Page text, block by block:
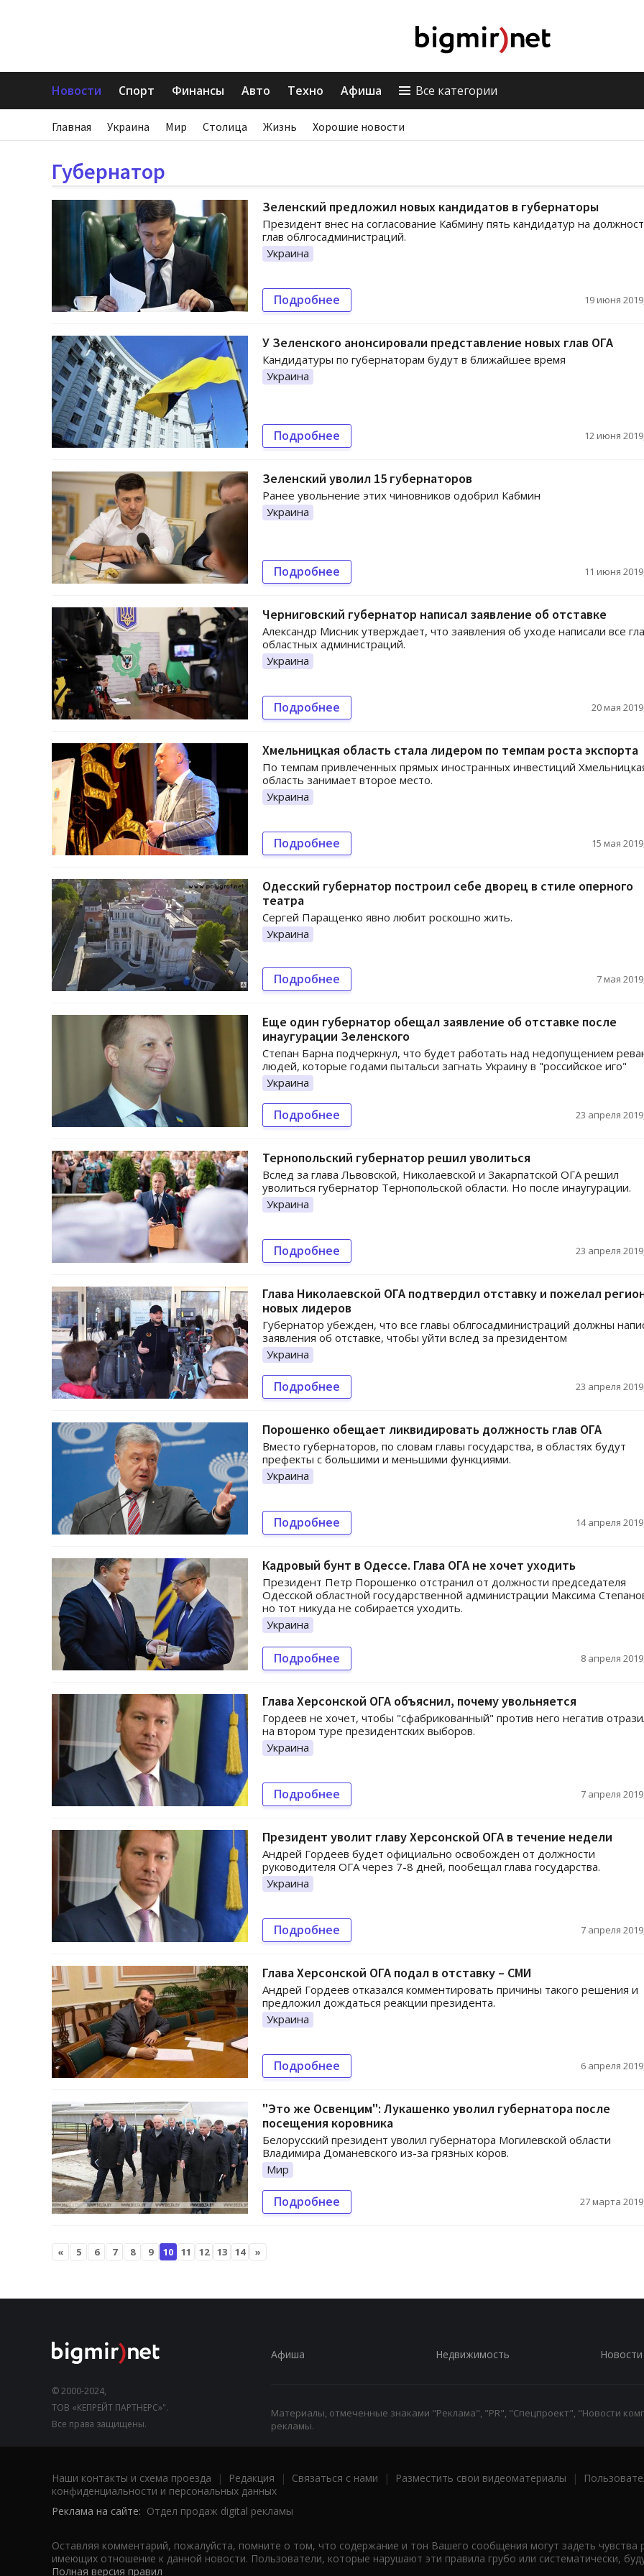
Новости Спорт Финансы Авто Техно Афиша Все категории
Главная Украина Мир Столица Жизнь Хорошие новости
Губернатор
Зеленский предложил новых кандидатов в губернаторы
Президент внес на согласование Кабмину пять кандидатур на
глав облгосадминистраций.
Украина
Подробнее 19 июня
У Зеленского анонсировали представление новых глав ОГА
Кандидатуры по губернаторам будут в ближайшее время
Украина
Подробнее 12 июня
Зеленский уволил 15 губернаторов
Ранее увольнение этих чиновников одобрил Кабмин
Украина
Подробнее 11 июня
Черниговский губернатор написал заявление об отставке
Александр Мисник утверждает, что заявления об уходе написали все
областных администраций.
Украина
Подробнее 20 мая
Хмельницкая область стала лидером по темпам роста экспорта
По темпам привлеченных прямых иностранных инвестиций
область занимает второе место.
Украина
Подробнее 15 мая
Одесский губернатор построил себе дворец в стиле оперного
театра
Сергей Паращенко явно любит роскошно жить.
Украина
Подробнее 7 мая
Еще один губернатор обещал заявление об отставке после
инаугурации Зеленского
Степан Барна подчеркнул, что будет работать над недопущением
людей, которые годами пытальси загнать Украину в "российское иго"
Украина
Подробнее 23 апреля
Тернопольский губернатор решил уволиться
Вслед за глава Львовской, Николаевской и Закарпатской ОГА решил
уволиться губернатор Тернопольской области. Но после инаугурации.
Украина
Подробнее 23 апреля
Глава Николаевской ОГА подтвердил отставку и пожелал
новых лидеров
Губернатор убежден, что все главы облгосадминистраций должны
заявления об отставке, чтобы уйти вслед за президентом
Украина
Подробнее 23 апреля
Порошенко обещает ликвидировать должность глав ОГА
Вместо губернаторов, по словам главы государства, в областях будут
префекты с большими и меньшими функциями.
Украина
Подробнее 14 апреля
Кадровый бунт в Одессе. Глава ОГА не хочет уходить
Президент Петр Порошенко отстранил от должности председателя
Одесской областной государственной администрации Максима
но тот никуда не собирается уходить.
Украина
Подробнее 8 апреля
Глава Херсонской ОГА объяснил, почему увольняется
Гордеев не хочет, чтобы "сфабрикованный" против него негатив
на втором туре президентских выборов.
Украина
Подробнее 7 апреля
Президент уволит главу Херсонской ОГА в течение недели
Андрей Гордеев будет официально освобожден от должности
руководителя ОГА через 7-8 дней, пообещал глава государства.
Украина
Подробнее 7 апреля
Глава Херсонской ОГА подал в отставку – СМИ
Андрей Гордеев отказался комментировать причины такого решения и
предложил дождаться реакции президента.
Украина
Подробнее 6 апреля
"Это же Освенцим": Лукашенко уволил губернатора после
посещения коровника
Белорусский президент уволил губернатора Могилевской области
Владимира Доманевского из-за грязных коров.
Мир
Подробнее 27 марта
« 5 6 7 8 9 10 11 12 13 14 »
© 2000-2024,
ТОВ «КЕПРЕЙТ ПАРТНЕРС»".
Все права защищены.
Афиша Недвижимость Новости
Материалы, отмеченные знаками "Реклама", "PR", "Спецпроект", "Новости
рекламы.
Наши контакты и схема проезда | Редакция | Связаться с нами | Разместить свои видеоматериалы |
конфиденциальности и персональных данных
Реклама на сайте: Отдел продаж digital рекламы
Оставляя комментарий, пожалуйста, помните о том, что содержание и тон Вашего сообщения могут задеть чувства
имеющих отношение к данной новости. Пользователи, которые нарушают эти правила грубо или систематически,
Полная версия правил